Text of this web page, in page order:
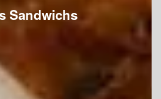
Sandwichs